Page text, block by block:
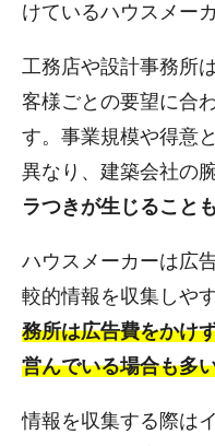
けているハウスメー
工務店や設計事務所
客様ごとの要望に合
す。事業規模や得意
異なり、建築会社の
ラつきが生じることも
ハウスメーカーは広
較的情報を収集しや
務所は広告費をかけ
営んでいる場合も多
情報を収集する際は